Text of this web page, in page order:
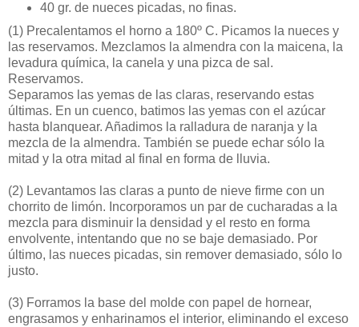
40 gr. de nueces picadas, no finas.
(1) Precalentamos el horno a 180º C. Picamos la nueces y
las reservamos. Mezclamos la almendra con la maicena, la
levadura química, la canela y una pizca de sal.
Reservamos.
Separamos las yemas de las claras, reservando estas
últimas. En un cuenco, batimos las yemas con el azúcar
hasta blanquear. Añadimos la ralladura de naranja y la
mezcla de la almendra. También se puede echar sólo la
mitad y la otra mitad al final en forma de lluvia.
(2) Levantamos las claras a punto de nieve firme con un
chorrito de limón. Incorporamos un par de cucharadas a la
mezcla para disminuir la densidad y el resto en forma
envolvente, intentando que no se baje demasiado. Por
último, las nueces picadas, sin remover demasiado, sólo lo
justo.
(3) Forramos la base del molde con papel de hornear,
engrasamos y enharinamos el interior, eliminando el exceso